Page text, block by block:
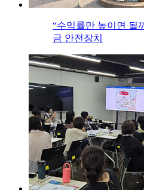
“수익률만 높이면 될
금 안전장치